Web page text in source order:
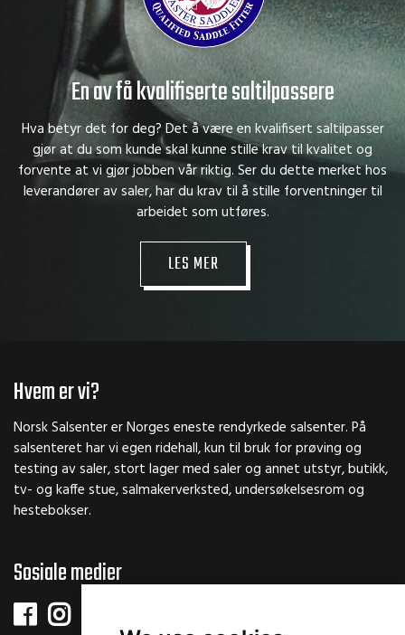
En av få kvalifiserte saltilpassere
Hva betyr det for deg? Det å være en kvalifisert saltilpasser
gjør at du som kunde skal kunne stille krav til kvalitet og
forvente at vi gjør jobben vår riktig. Ser du dette merket hos
leverandører av saler, har du krav til å stille forventninger til
arbeidet som utføres.
LES MER
Hvem er vi?
Norsk Salsenter er Norges eneste rendyrkede salsenter. På
salsenteret har vi egen ridehall, kun til bruk for prøving og
testing av saler, stort lager med saler og annet utstyr, butikk,
tv- og kaffe stue, salmakerverksted, undersøkelsesrom og
hestebokser.
Sosiale medier